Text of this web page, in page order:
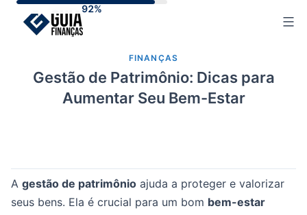
FINANÇAS
Gestão de Patrimônio: Dicas para
Aumentar Seu Bem-Estar
A gestão de patrimônio ajuda a proteger e valorizar
seus bens. Ela é crucial para um bom bem-estar